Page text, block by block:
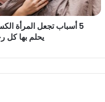
5 أسباب تجعل المرأة
يحلم بها كل